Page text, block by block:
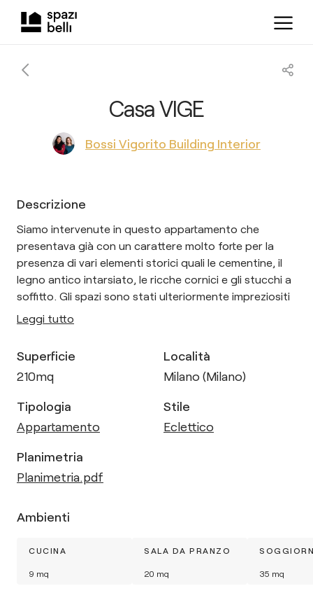
Casa VIGE
Bossi Vigorito Building Interior
Descrizione
Siamo intervenute in questo appartamento che
presentava già con un carattere molto forte per la
presenza di vari elementi storici quali le cementine, il
legno antico intarsiato, le ricche cornici e gli stucchi a
soffitto. Gli spazi sono stati ulteriormente impreziositi
Leggi tutto
Superficie
210mq
Località
Milano (Milano)
Tipologia
Appartamento
Stile
Eclettico
Planimetria
Planimetria.pdf
Ambienti
CUCINA
9 mq
SALA DA PRANZO
20 mq 35 mq